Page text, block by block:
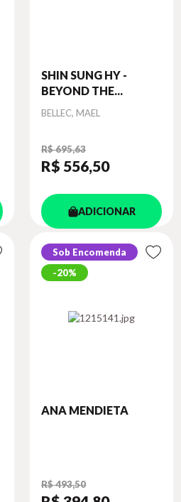
SHIN SUNG HY -
BEYOND THE...
Autor
BELLEC, MAEL
R$ 695,63
R$ 556,50
ADICIONAR
Sob Encomenda
20%
ANA MENDIETA
R$ 493,50